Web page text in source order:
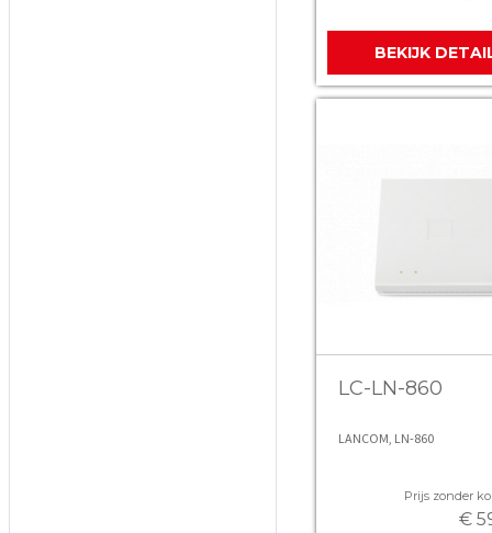
BEKIJK
LC-LN-860
LANCOM, LN-860
Prijs zonder
€